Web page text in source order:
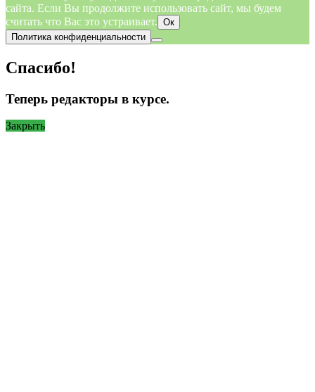
сайта. Если Вы продолжите использовать сайт, мы будем
считать что Вас это устраивает. Ок
Политика конфиденциальности
Спасибо!
Теперь редакторы в курсе.
Закрыть